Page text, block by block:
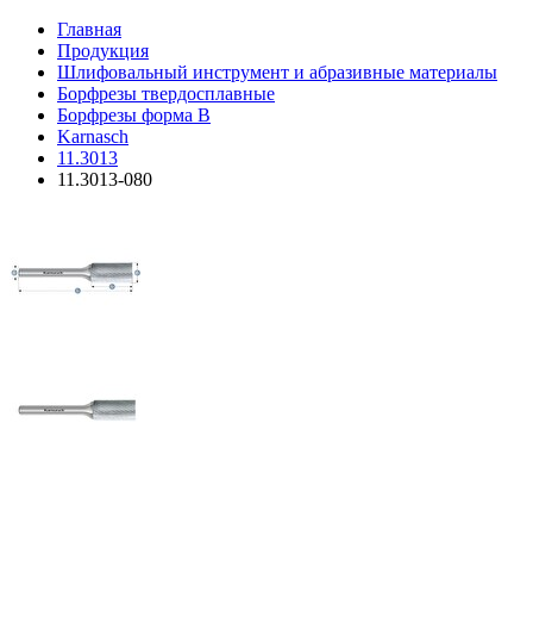
Главная
Продукция
Шлифовальный инструмент и абразивные материалы
Борфрезы твердосплавные
Борфрезы форма B
Karnasch
11.3013
11.3013-080